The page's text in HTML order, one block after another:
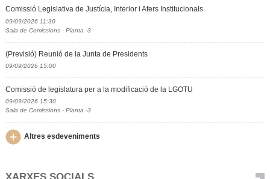
Comissió Legislativa de Justícia, Interior i Afers Institucionals
09/09/2026 11:30
Sala de Comissions - Planta -3
(Previsió) Reunió de la Junta de Presidents
09/09/2026 15:00
Comissió de legislatura per a la modificació de la LGOTU
09/09/2026 15:30
Sala de Comissions - Planta -3
Altres esdeveniments